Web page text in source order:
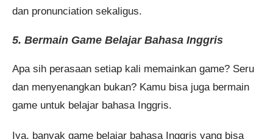
dan pronunciation sekaligus.
5. Bermain Game Belajar Bahasa Inggris
Apa sih perasaan setiap kali memainkan game? Seru
dan menyenangkan bukan? Kamu bisa juga bermain
game untuk belajar bahasa Inggris.
Iya, banyak game belajar bahasa Inggris yang bisa